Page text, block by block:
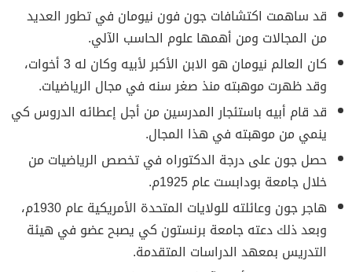
قد ساهمت اكتشافات جون فون نيومان في تطور العديد
من المجالات ومن أهمها علوم الحاسب الآلي.
كان العالم نيومان هو الابن الأكبر لأبيه وكان له 3 أخوات،
وقد ظهرت موهبته منذ صغر سنه في مجال الرياضيات.
قد قام أبيه باستئجار المدرسين من أجل إعطائه الدروس كي
ينمي من موهبته في هذا المجال.
حصل جون على درجة الدكتوراه في تخصص الرياضيات من
خلال جامعة بودابست عام 1925م.
هاجر جون وعائلته للولايات المتحدة الأمريكية عام 1930م،
وبعد ذلك دعته جامعة برنستون كي يصبح عضو في هيئة
التدريس بمعهد الدراسات المتقدمة.